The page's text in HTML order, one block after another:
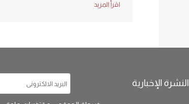
اقرأ المزيد
النشرة الإخبارية